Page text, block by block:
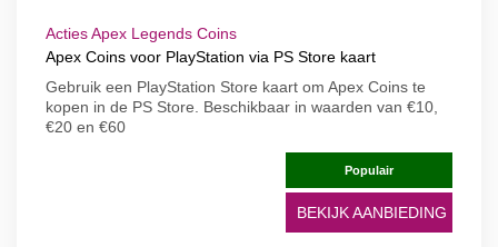
Acties Apex Legends Coins
Apex Coins voor PlayStation via PS Store kaart
Gebruik een PlayStation Store kaart om Apex Coins te
kopen in de PS Store. Beschikbaar in waarden van €10,
€20 en €60
Populair
BEKIJK AANBIEDING